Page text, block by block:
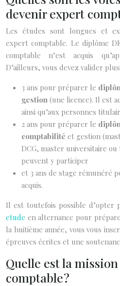
devenir expert
Les études sont longues et
expert comptable. Le diplôme
comptable n’est acquis
D’ailleurs, vous devez valider
3 ans pour préparer le
gestion (une licence). Il est
ainsi qu’aux personnes
2 ans pour préparer le
comptabilité et gestion
DCG, master universitaire
peuvent y participer
et 3 ans de stage rémunéré
acquis.
Il est toutefois possible d’opter
etude en alternance pour
la huitième année, vous vous
épreuves écrites et une
Quelle est la
comptable ?